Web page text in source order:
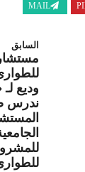
MAIL
السابق
وديع لـ
ندرس
للطوارئ